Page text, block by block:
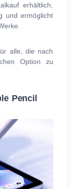
erhältlich,
und ermöglicht
alle, die nach
Option zu
Pencil